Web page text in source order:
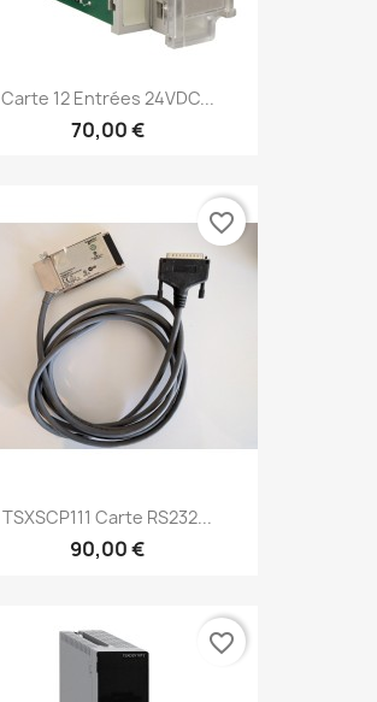
Carte 12 Entrées 24VDC...
70,00 €
TSXSCP111 Carte RS232...
90,00 €
favorite_border
favorite_border